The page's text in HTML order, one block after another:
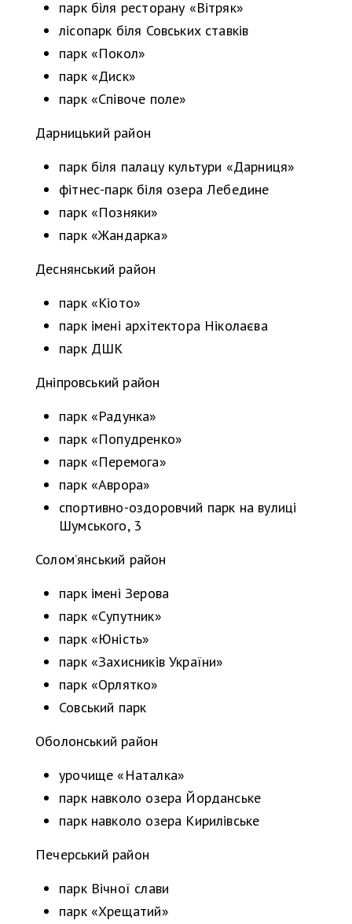
парк біля ресторану «Вітряк»
лісопарк біля Совських ставків
парк «Покол»
парк «Диск»
парк «Співоче поле»
Дарницький район
парк біля палацу культури «Дарниця»
фітнес-парк біля озера Лебедине
парк «Позняки»
парк «Жандарка»
Деснянський район
парк «Кіото»
парк імені архітектора Ніколаєва
парк ДШК
Дніпровський район
парк «Радунка»
парк «Попудренко»
парк «Перемога»
парк «Аврора»
спортивно-оздоровчий парк на вулиці
Шумського, 3
Соломʼянський район
парк імені Зерова
парк «Супутник»
парк «Юність»
парк «Захисників України»
парк «Орлятко»
Совський парк
Оболонський район
урочище «Наталка»
парк навколо озера Йорданське
парк навколо озера Кирилівське
Печерський район
парк Вічної слави
парк «Хрещатий»